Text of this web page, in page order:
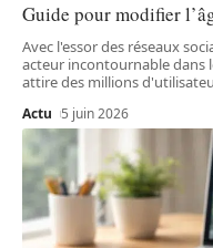
Guide pour modifier
Avec l'essor des réseaux
acteur incontournable dans
attire des millions
Actu 5 juin 2026